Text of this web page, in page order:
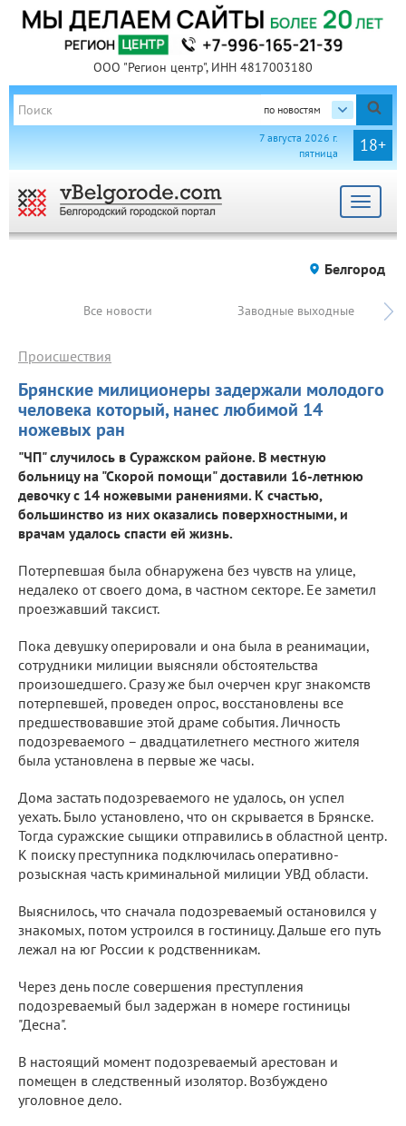
ООО "Регион центр", ИНН 4817003180
по новостям
18+
7 августа 2026 г.
пятница
Toggle
Белгород
Все новости Заводные выходные
Брянские милиционеры задержали молодого
человека который, нанес любимой 14
ножевых ран
Происшествия
"ЧП" случилось в Суражском районе. В местную
больницу на "Скорой помощи" доставили 16-летнюю
девочку с 14 ножевыми ранениями. К счастью,
большинство из них оказались поверхностными, и
врачам удалось спасти ей жизнь.
Потерпевшая была обнаружена без чувств на улице,
недалеко от своего дома, в частном секторе. Ее заметил
проезжавший таксист.
Пока девушку оперировали и она была в реанимации,
сотрудники милиции выясняли обстоятельства
произошедшего. Сразу же был очерчен круг знакомств
потерпевшей, проведен опрос, восстановлены все
предшествовавшие этой драме события. Личность
подозреваемого – двадцатилетнего местного жителя
была установлена в первые же часы.
Дома застать подозреваемого не удалось, он успел
уехать. Было установлено, что он скрывается в Брянске.
Тогда суражские сыщики отправились в областной центр.
К поиску преступника подключилась оперативно-
розыскная часть криминальной милиции УВД области.
Выяснилось, что сначала подозреваемый остановился у
знакомых, потом устроился в гостиницу. Дальше его путь
лежал на юг России к родственникам.
Через день после совершения преступления
подозреваемый был задержан в номере гостиницы
"Десна".
В настоящий момент подозреваемый арестован и
помещен в следственный изолятор. Возбуждено
уголовное дело.